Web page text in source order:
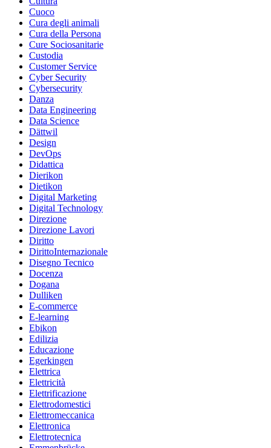
Cuoco
Cura degli animali
Cura della Persona
Cure Sociosanitarie
Custodia
Customer Service
Cyber Security
Cybersecurity
Danza
Data Engineering
Data Science
Dättwil
Design
DevOps
Didattica
Dierikon
Dietikon
Digital Marketing
Digital Technology
Direzione
Direzione Lavori
Diritto
DirittoInternazionale
Disegno Tecnico
Docenza
Dogana
Dulliken
E-commerce
E-learning
Ebikon
Edilizia
Educazione
Egerkingen
Elettrica
Elettricità
Elettrificazione
Elettrodomestici
Elettromeccanica
Elettronica
Elettrotecnica